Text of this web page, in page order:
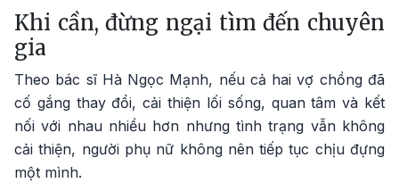
Khi cần, đừng ngại tìm đến chuyên
gia
Theo bác sĩ Hà Ngọc Mạnh, nếu cả hai vợ chồng đã
cố gắng thay đổi, cải thiện lối sống, quan tâm và kết
nối với nhau nhiều hơn nhưng tình trạng vẫn không
cải thiện, người phụ nữ không nên tiếp tục chịu đựng
một mình.